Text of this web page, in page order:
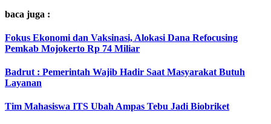
baca juga :
Fokus Ekonomi dan Vaksinasi, Alokasi Dana Refocusing
Pemkab Mojokerto Rp 74 Miliar
Badrut : Pemerintah Wajib Hadir Saat Masyarakat Butuh
Layanan
Tim Mahasiswa ITS Ubah Ampas Tebu Jadi Biobriket